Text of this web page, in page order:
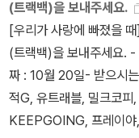
가 많습니다.이즈음 나는
말소리가 귓속에서 바람
입니다. 그러나 자세히
아니지요. '내 속에 들어
답도 할 수 없습니다. 우
있는 것 같아 아쉽다. 책
위한 것이 아니며, 무궁
일 뿐이다. 좋은 시를 읽
는 시간을 선사 받는다.
의 규칙대로 움직이지 않
다소 낯선 풍경이 펼쳐지
고 있기에 내가 다니고
기반의 빅데이터 분석 관
내용이 전혀 낯설지가 않
빅 데이터와 관련된 추세
에는 좋은 책이었다.
신간평가단으로 활동하
로 지원하시겠습니까
청 기간 : 10월 5일~10
어주세요. 타 분야와의
(트랙백)을 보내주세요.
[우리가 사랑에 빠졌을
(트랙백)을 보내주세요.
짜 : 10월 20일- 받으시
적G, 유트래블, 밀크코
KEEPGOING, 프레이야,